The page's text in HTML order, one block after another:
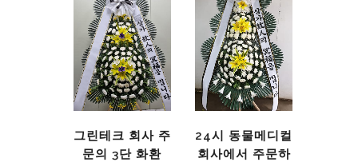
그린테크 회사 주
문의 3단 화환
24시 동물메디컬
회사에서 주문하